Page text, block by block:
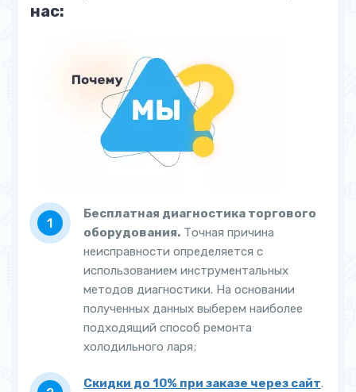
нас:
Бесплатная диагностика торгового
оборудования. Точная причина
неисправности определяется с
использованием инструментальных
методов диагностики. На основании
полученных данных выберем наиболее
подходящий способ ремонта
холодильного ларя;
Скидки до 10% при заказе через сайт.